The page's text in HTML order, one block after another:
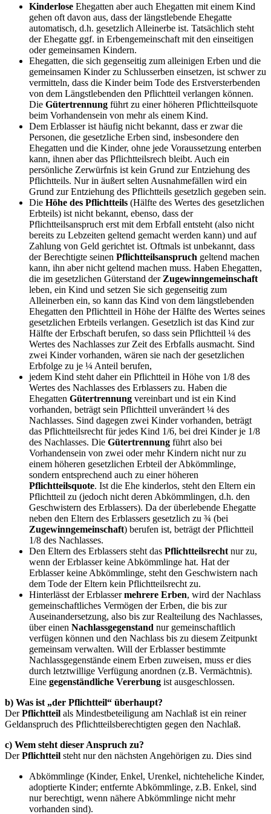
Kinderlose Ehegatten aber auch Ehegatten mit einem Kind
gehen oft davon aus, dass der längstlebende Ehegatte
automatisch, d.h. gesetzlich Alleinerbe ist. Tatsächlich steht
der Ehegatte ggf. in Erbengemeinschaft mit den einseitigen
oder gemeinsamen Kindern.
Ehegatten, die sich gegenseitig zum alleinigen Erben und die
gemeinsamen Kinder zu Schlusserben einsetzen, ist schwer zu
vermitteln, dass die Kinder beim Tode des Erstversterbenden
von dem Längstlebenden den Pflichtteil verlangen können.
Die Gütertrennung führt zu einer höheren Pflichtteilsquote
beim Vorhandensein von mehr als einem Kind.
Dem Erblasser ist häufig nicht bekannt, dass er zwar die
Personen, die gesetzliche Erben sind, insbesondere den
Ehegatten und die Kinder, ohne jede Voraussetzung enterben
kann, ihnen aber das Pflichtteilsrech bleibt. Auch ein
persönliche Zerwürfnis ist kein Grund zur Entziehung des
Pflichtteils. Nur in äußert selten Ausnahmefällen wird ein
Grund zur Entziehung des Pflichtteils gesetzlich gegeben sein.
Die Höhe des Pflichtteils (Hälfte des Wertes des gesetzlichen
Erbteils) ist nicht bekannt, ebenso, dass der
Pflichtteilsanspruch erst mit dem Erbfall entsteht (also nicht
bereits zu Lebzeiten geltend gemacht werden kann) und auf
Zahlung von Geld gerichtet ist. Oftmals ist unbekannt, dass
der Berechtigte seinen Pflichtteilsanspruch geltend machen
kann, ihn aber nicht geltend machen muss. Haben Ehegatten,
die im gesetzlichen Güterstand der Zugewinngemeinschaft
leben, ein Kind und setzen Sie sich gegenseitig zum
Alleinerben ein, so kann das Kind von dem längstlebenden
Ehegatten den Pflichtteil in Höhe der Hälfte des Wertes seines
gesetzlichen Erbteils verlangen. Gesetzlich ist das Kind zur
Hälfte der Erbschaft berufen, so dass sein Pflichtteil ¼ des
Wertes des Nachlasses zur Zeit des Erbfalls ausmacht. Sind
zwei Kinder vorhanden, wären sie nach der gesetzlichen
Erbfolge zu je ¼ Anteil berufen,
jedem Kind steht daher ein Pflichtteil in Höhe von 1/8 des
Wertes des Nachlasses des Erblassers zu. Haben die
Ehegatten Gütertrennung vereinbart und ist ein Kind
vorhanden, beträgt sein Pflichtteil unverändert ¼ des
Nachlasses. Sind dagegen zwei Kinder vorhanden, beträgt
das Pflichtteilsrecht für jedes Kind 1/6, bei drei Kinder je 1/8
des Nachlasses. Die Gütertrennung führt also bei
Vorhandensein von zwei oder mehr Kindern nicht nur zu
einem höheren gesetzlichen Erbteil der Abkömmlinge,
sondern entsprechend auch zu einer höheren
Pflichtteilsquote. Ist die Ehe kinderlos, steht den Eltern ein
Pflichtteil zu (jedoch nicht deren Abkömmlingen, d.h. den
Geschwistern des Erblassers). Da der überlebende Ehegatte
neben den Eltern des Erblassers gesetzlich zu ¾ (bei
Zugewinngemeinschaft) berufen ist, beträgt der Pflichtteil
1/8 des Nachlasses.
Den Eltern des Erblassers steht das Pflichtteilsrecht nur zu,
wenn der Erblasser keine Abkömmlinge hat. Hat der
Erblasser keine Abkömmlinge, steht den Geschwistern nach
dem Tode der Eltern kein Pflichtteilsrecht zu.
Hinterlässt der Erblassermehrere Erben, wird der Nachlass
gemeinschaftliches Vermögen der Erben, die bis zur
Auseinandersetzung, also bis zur Realteilung des Nachlasses,
über einen Nachlassgegenstand nur gemeinschaftlich
verfügen können und den Nachlass bis zu diesem Zeitpunkt
gemeinsam verwalten. Will der Erblasser bestimmte
Nachlassgegenstände einem Erben zuweisen, muss er dies
durch letztwillige Verfügung anordnen (z.B. Vermächtnis).
Eine gegenständliche Vererbung ist ausgeschlossen.
b) Was ist „der Pflichtteil“ überhaupt?
DerPflichtteil als Mindestbeteiligung am Nachlaß ist ein reiner
Geldanspruch des Pflichtteilsberechtigten gegen den Nachlaß.
c) Wem steht dieser Anspruch zu?
DerPflichtteil steht nur den nächsten Angehörigen zu. Dies sind
Abkömmlinge (Kinder, Enkel, Urenkel, nichteheliche Kinder,
adoptierte Kinder; entfernte Abkömmlinge, z.B. Enkel, sind
nur berechtigt, wenn nähere Abkömmlinge nicht mehr
vorhanden sind).